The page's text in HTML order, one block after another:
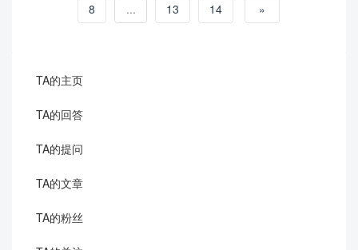
8
... 13 14 »
TA的主页
TA的回答
TA的提问
TA的文章
TA的粉丝